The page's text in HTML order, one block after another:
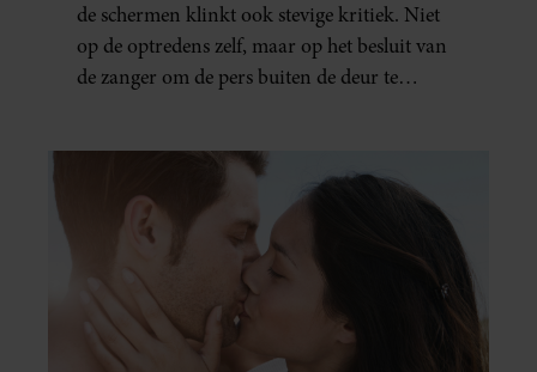
de schermen klinkt ook stevige kritiek. Niet
op de optredens zelf, maar op het besluit van
de zanger om de pers buiten de deur te
entertainmentjournalisten hun teleurstelling.
Volgens hen is Jan Smit de afgelopen jaren
steeds moeilijker bereikbaar geworden en
gunt hij de media nauwelijks nog interviews.